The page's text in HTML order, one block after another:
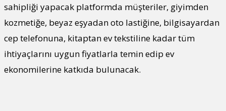
sahipliği yapacak platformda müşteriler, giyimden
kozmetiğe, beyaz eşyadan oto lastiğine, bilgisayardan
cep telefonuna, kitaptan ev tekstiline kadar tüm
ihtiyaçlarını uygun fiyatlarla temin edip ev
ekonomilerine katkıda bulunacak.